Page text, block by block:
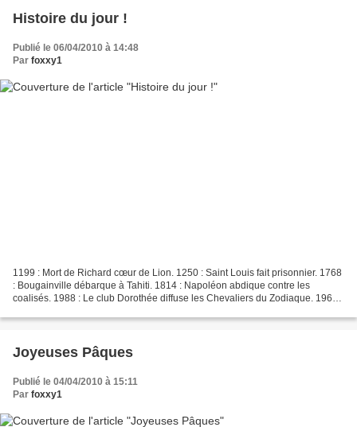
Histoire du jour !
Publié le 06/04/2010 à 14:48
Par foxxy1
1199 : Mort de Richard cœur de Lion. 1250 : Saint Louis fait prisonnier. 1768
: Bougainville débarque à Tahiti. 1814 : Napoléon abdique contre les
coalisés. 1988 : Le club Dorothée diffuse les Chevaliers du Zodiaque. 1962 :
Joyeuses Pâques
Publié le 04/04/2010 à 15:11
Par foxxy1